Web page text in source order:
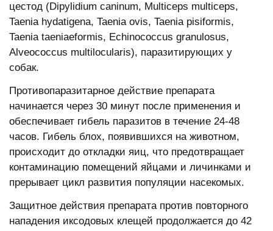
цестод (Dipylidium caninum, Multiceps multiceps,
Taenia hydatigena, Taenia ovis, Taenia pisiformis,
Taenia taeniaeformis, Echinococcus granulosus,
Alveococcus multilocularis), паразитирующих у
собак.
Противопаразитарное действие препарата
начинается через 30 минут после применения и
обеспечивает гибель паразитов в течение 24-48
часов. Гибель блох, появившихся на животном,
происходит до откладки яиц, что предотвращает
контаминацию помещений яйцами и личинками и
прерывает цикл развития популяции насекомых.
Защитное действия препарата против повторного
нападения иксодовых клещей продолжается до 42